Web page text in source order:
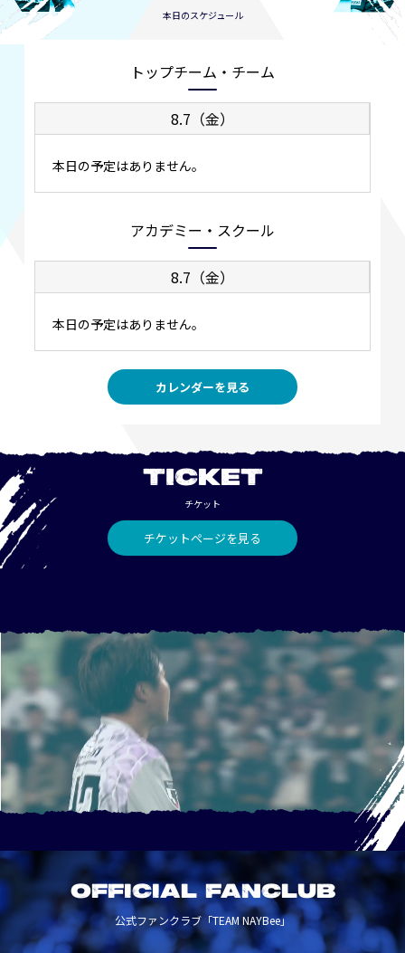
本日のスケジュール
トップチーム・チーム
8.7（金）
本日の予定はありません。
アカデミー・スクール
8.7（金）
本日の予定はありません。
カレンダーを見る
TICKET
チケット
チケットページを見る
OFFICIAL FANCLUB
公式ファンクラブ「TEAM NAYBee」